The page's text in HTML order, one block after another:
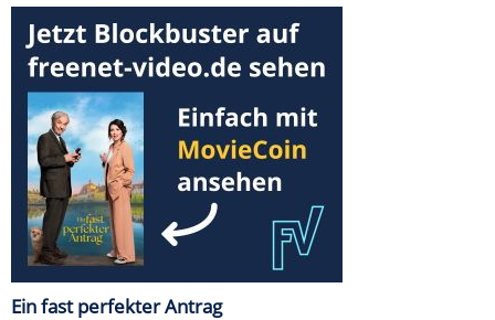
Ein fast perfekter Antrag